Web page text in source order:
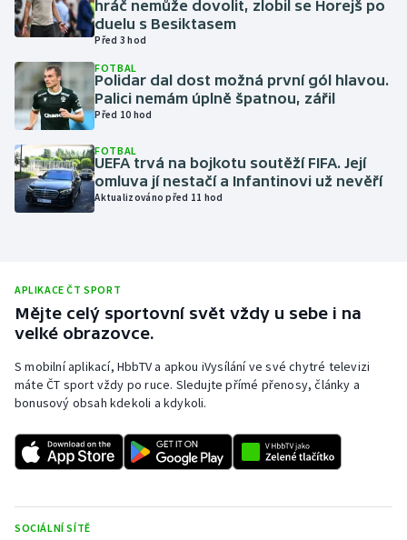
Moderní pětiboj
Motorsport
Olympijské hry
Parasport
Plavání
Rychlobruslení
Rychlostní kanoistika
Short track
Sportovní střelba
hráč nemůže dovolit, zlobil se Horejš po
duelu s Besiktasem
Před 3 hod
FOTBAL
Polidar dal dost možná první gól hlavou.
Palici nemám úplně špatnou, zářil
Před 10 hod
FOTBAL
UEFA trvá na bojkotu soutěží FIFA. Její
omluva jí nestačí a Infantinovi už nevěří
Aktualizováno před 11 hod
APLIKACE ČT SPORT
Mějte celý sportovní svět vždy u sebe i na
velké obrazovce.
S mobilní aplikací, HbbTV a apkou iVysílání ve své chytré televizi
máte ČT sport vždy po ruce. Sledujte přímé přenosy, články a
bonusový obsah kdekoli a kdykoli.
SOCIÁLNÍ SÍTĚ